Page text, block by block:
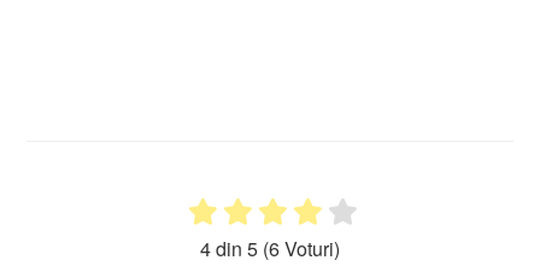
4 din 5(6 Voturi)